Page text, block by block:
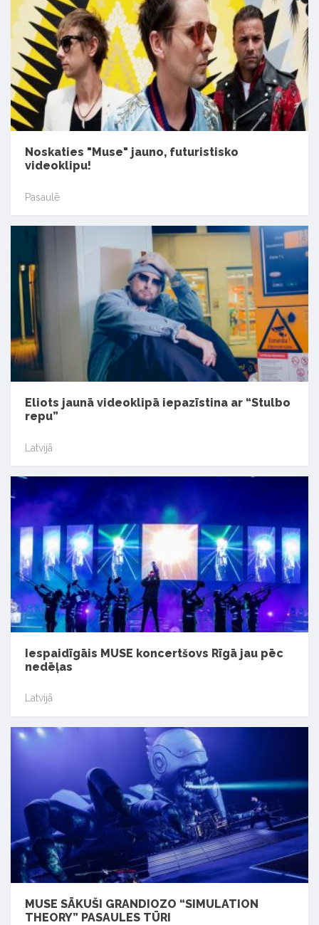
Noskaties "Muse" jauno, futuristisko
videoklipu!
Pasaulē
Eliots jaunā videoklipā iepazīstina ar “Stulbo
repu”
Latvijā
Iespaidīgāis MUSE koncertšovs Rīgā jau pēc
nedēļas
Latvijā
MUSE SĀKUŠI GRANDIOZO “SIMULATION
THEORY” PASAULES TŪRI